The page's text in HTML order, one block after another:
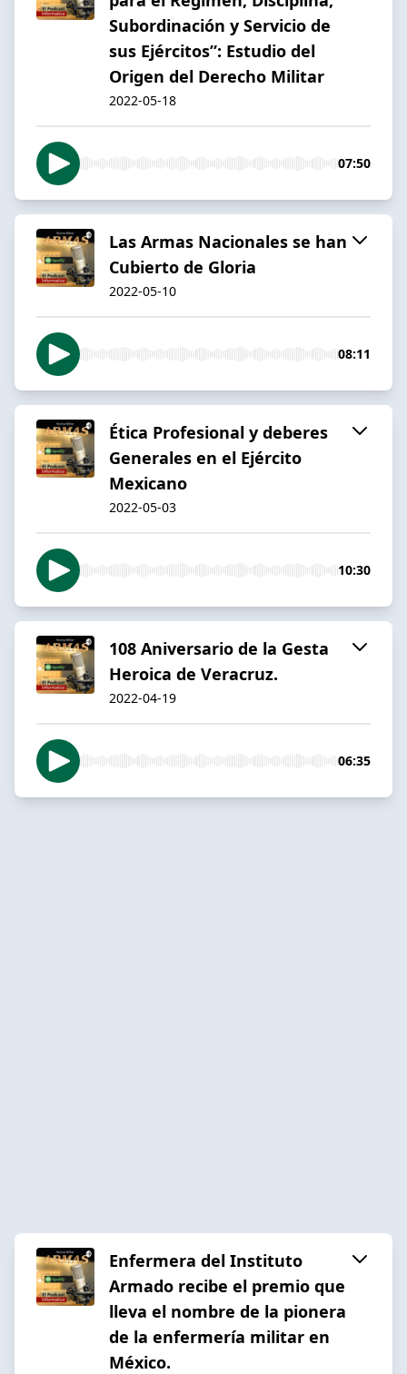
Subordinación y Servicio de
sus Ejércitos”: Estudio del
Origen del Derecho Militar
2022-05-18
07:50
Las Armas Nacionales se han
Cubierto de Gloria
2022-05-10
08:11
Ética Profesional y deberes
Generales en el Ejército
Mexicano
2022-05-03
10:30
108 Aniversario de la Gesta
Heroica de Veracruz.
2022-04-19
06:35
Enfermera del Instituto
Armado recibe el premio que
lleva el nombre de la pionera
de la enfermería militar en
México.